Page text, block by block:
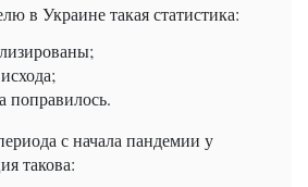
в Украине такая статистика:
поправилось.
с начала пандемии у
такова: